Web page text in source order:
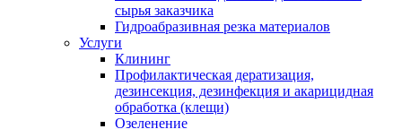
сырья заказчика
Гидроабразивная резка материалов
Услуги
Клининг
Профилактическая дератизация,
дезинсекция, дезинфекция и акарицидная
обработка (клещи)
Озеленение